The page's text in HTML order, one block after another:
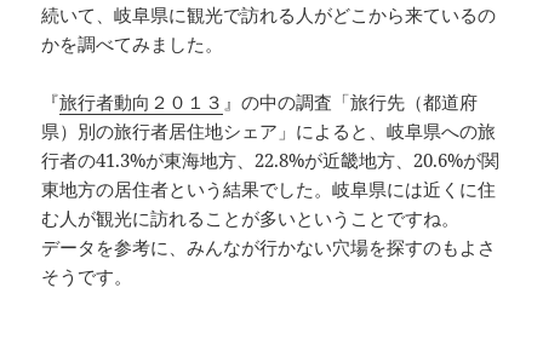
続いて、岐阜県に観光で訪れる人がどこから来ているの
かを調べてみました。
『旅行者動向２０１３ 』の中の調査「旅行先（都道府
県）別の旅行者居住地シェア」によると、岐阜県への旅
行者の41.3%が東海地方、22.8%が近畿地方、20.6%が関
東地方の居住者という結果でした。岐阜県には近くに住
む人が観光に訪れることが多いということですね。
データを参考に、みんなが行かない穴場を探すのもよさ
そうです。